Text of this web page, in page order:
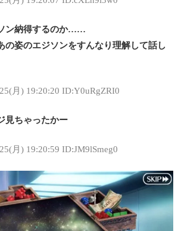
ン納得するのか……
の姿のエジソンをすんなり理解して話し
月) 19:20:20 ID:Y0uRgZRI0
見ちゃったかー
月) 19:20:59 ID:JM9lSmeg0